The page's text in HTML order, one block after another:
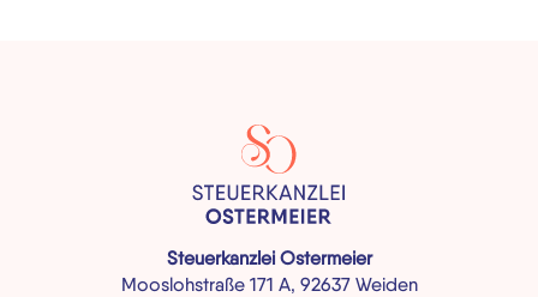
Steuerkanzlei Ostermeier
Mooslohstraße 171 A, 92637 Weiden